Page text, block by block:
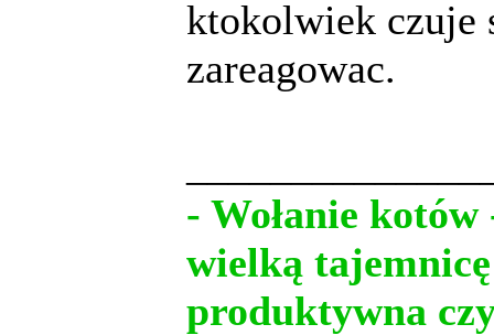
ktokolwiek czuje
zareagowac.
- Wołanie
wielką
produktywna